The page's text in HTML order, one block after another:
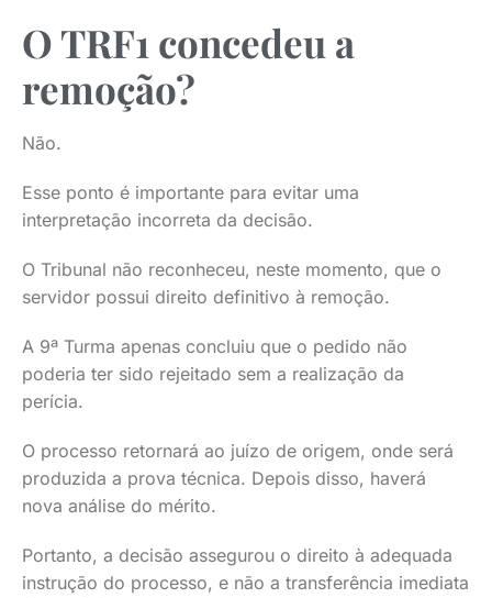
O TRF1 concedeu a
remoção?
Não.
Esse ponto é importante para evitar uma
interpretação incorreta da decisão.
O Tribunal não reconheceu, neste momento, que o
servidor possui direito definitivo à remoção.
A 9ª Turma apenas concluiu que o pedido não
poderia ter sido rejeitado sem a realização da
perícia.
O processo retornará ao juízo de origem, onde será
produzida a prova técnica. Depois disso, haverá
nova análise do mérito.
Portanto, a decisão assegurou o direito à adequada
instrução do processo, e não a transferência imediata